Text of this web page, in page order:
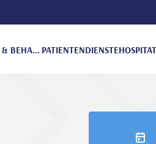
ABTEILUNGEN & BEHANDLUNGEN PATIENTENDIENSTE